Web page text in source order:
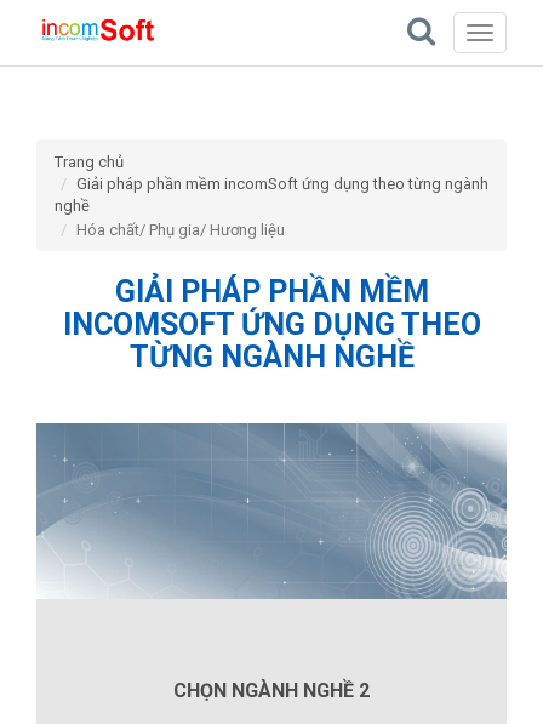
Toggle
Trang chủ
Giải pháp phần mềm incomSoft ứng dụng theo từng ngành
nghề
Hóa chất/ Phụ gia/ Hương liệu
GIẢI PHÁP PHẦN MỀM
INCOMSOFT ỨNG DỤNG THEO
TỪNG NGÀNH NGHỀ
CHỌN NGÀNH NGHỀ 2